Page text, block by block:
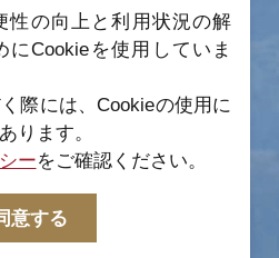
加賀温泉駅内
光情報センター All Rights
性の向上と利用状況の解
Cookieを使用していま
際には、Cookieの使用に
ります。
ーをご確認ください。
意する